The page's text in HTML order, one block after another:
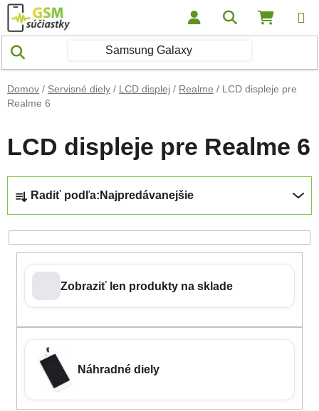
Prejsť na obsah Hľadať
Domov / Servisné diely / LCD displej / Realme / LCD displeje pre
Realme 6
LCD displeje pre Realme 6
Radiť podľa: Najpredávanejšie
Zobraziť len produkty na sklade
Náhradné diely